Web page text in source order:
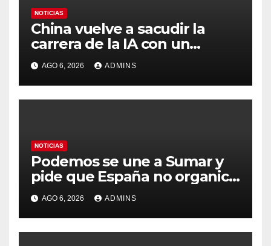
NOTICIAS
China vuelve a sacudir la
carrera de la IA con un
modelo capaz de trabajar
durante días sin intervención
humana
AGO 6, 2026 ADMINS
NOTICIAS
Podemos se une a Sumar y
pide que España no organice
el Mundial 2030 con
Marruecos por «atentar
contra la soberanía nacional»
AGO 6, 2026 ADMINS